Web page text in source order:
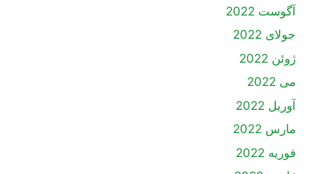
آگوست 2022
جولای 2022
ژوئن 2022
می 2022
آوریل 2022
مارس 2022
فوریه 2022